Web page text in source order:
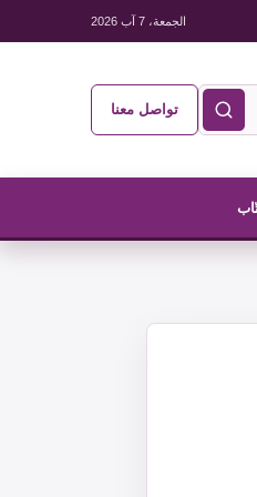
الجمعة، 7 آب 2026
تواصل معنا